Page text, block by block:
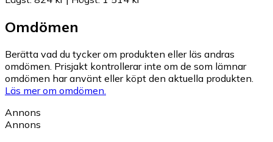
Omdömen
Berätta vad du tycker om produkten eller läs andras
omdömen. Prisjakt kontrollerar inte om de som lämnar
omdömen har använt eller köpt den aktuella produkten.
Läs mer om omdömen.
Annons
Annons